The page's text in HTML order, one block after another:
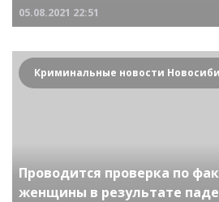
05.08.2021 22:51
Проводится проверка по
женщины в результате